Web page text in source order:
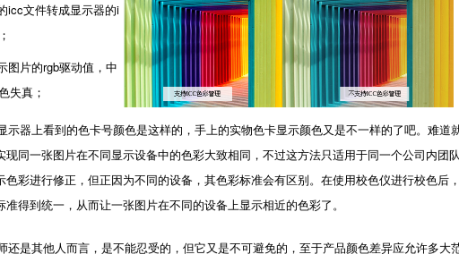
icc文件转成显示器的i
图片的rgb驱动值，中
失真；
上看到的色卡号颜色是这样的，手上的实物色卡显示颜色又是不一样的了吧。难道
同一张图片在不同显示设备中的色彩大致相同，不过这方法只适用于同一个公司内
彩进行修正，但正因为不同的设备，其色彩标准会有区别。在使用校色仪进行校色
得到统一，从而让一张图片在不同的设备上显示相近的色彩了。
其他人而言，是不能忍受的，但它又是不可避免的，至于产品颜色差异应允许多大